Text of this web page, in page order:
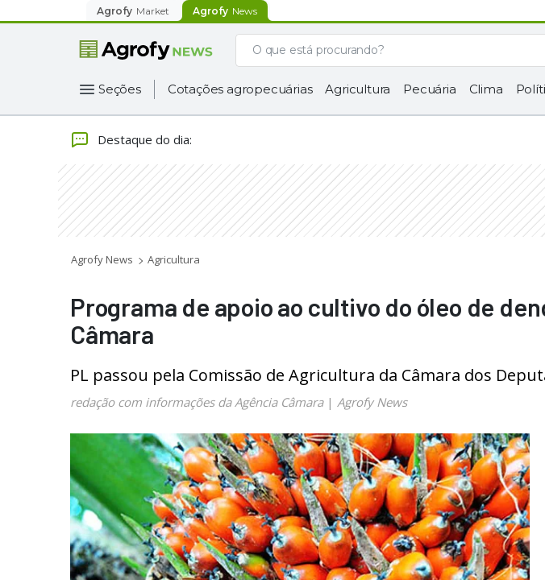
Agrofy Market Agrofy News
Seções Cotações agropecuárias Agricultura Pecuária Clima
Destaque do dia:
Agrofy News Agricultura
Programa de apoio ao cultivo do óleo de
Câmara
PL passou pela Comissão de Agricultura da Câmara dos
redação com informações da Agência Câmara| Agrofy News